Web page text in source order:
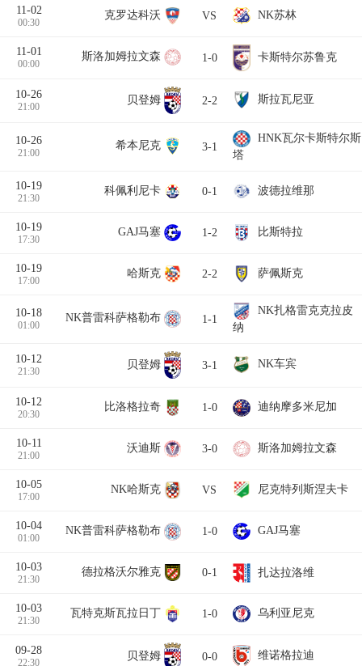
11-02
00:30
克罗达科沃 VS NK苏林
11-01
00:00
斯洛加姆拉文森 1-0 卡斯特尔苏鲁克
10-26
21:00
贝登姆 2-2 斯拉瓦尼亚
10-26
21:00
希本尼克 3-1
HNK瓦尔卡斯特尔斯
塔
10-19
21:30
科佩利尼卡 0-1 波德拉维那
10-19
17:30
GAJ马塞 1-2 比斯特拉
10-19
17:00
哈斯克 2-2 萨佩斯克
10-18
01:00
NK普雷科萨格勒布 1-1
NK扎格雷克克拉皮
纳
10-12
21:30
贝登姆 3-1 NK车宾
10-12
20:30
比洛格拉奇 1-0 迪纳摩多米尼加
10-11
21:00
沃迪斯 3-0 斯洛加姆拉文森
10-05
17:00
NK哈斯克 VS 尼克特列斯涅夫卡
10-04
01:00
NK普雷科萨格勒布 1-0 GAJ马塞
10-03
21:30
德拉格沃尔雅克 0-1 扎达拉洛维
10-03
21:30
瓦特克斯瓦拉日丁 1-0 乌利亚尼克
09-28
22:30
贝登姆 0-0 维诺格拉迪